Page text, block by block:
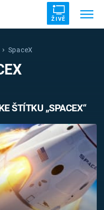
ŽIVĚ
SVĚTOVÁ VÁLKA
SpaceX
ŠTÍTKU „SPACEX“